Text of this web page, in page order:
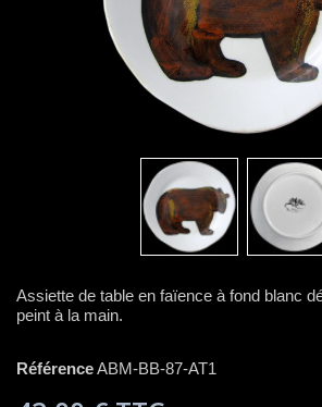
Assiette de table en faïence à fond blanc
peint à la main.
RéférenceABM-BB-87-AT1